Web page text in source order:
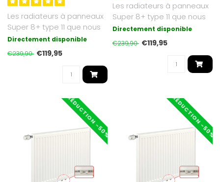
Les radiateurs à panneaux
Super 8+ type 11 que nous
proposons sont d'un blanc
s..
Directement disponible
€239,90 €119,95
Les radiateurs à panneaux
Super 8+ type 11 que nous
proposons sont d'un blanc
s..
Directement disponible
€239,90 €119,95
RÉDUCTION -50% RÉDUCTION -50%